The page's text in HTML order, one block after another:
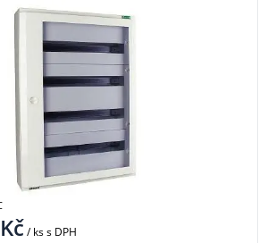
Kč/ kss DPH